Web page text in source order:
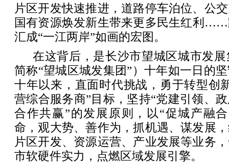
片区开发快速推进，道路停车泊位、公
国有资源焕发新生带来更多民生红利
汇成“一江两岸”如画的宏图。
在这背后，是长沙市望城区城市发
简称“望城区城发集团”）十年如一日的
十年以来，直面时代挑战，勇于转型创
营综合服务商”目标，坚持“党建引领、
合作共赢”的发展原则，以“促城产融
命，观大势、善作为，抓机遇、谋发展
片区开发、资源运营、产业发展等业务
市软硬件实力，点燃区域发展引擎。